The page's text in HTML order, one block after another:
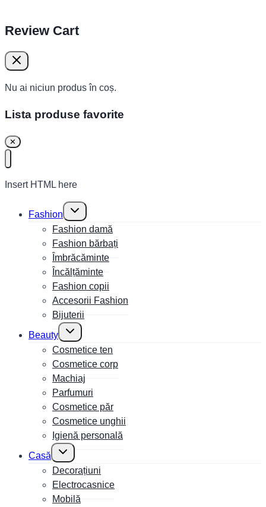
Review Cart
Nu ai niciun produs în coș.
Lista produse favorite
✕
Insert HTML here
Fashion
Toggle
menu
Fashion damă
Fashion bărbați
Îmbrăcăminte
Încălțăminte
Fashion copii
Accesorii Fashion
Bijuterii
Beauty
Toggle
menu
Cosmetice ten
Cosmetice corp
Machiaj
Parfumuri
Cosmetice păr
Cosmetice unghii
Igienă personală
Casă
Toggle
menu
Decorațiuni
Electrocasnice
Mobilă